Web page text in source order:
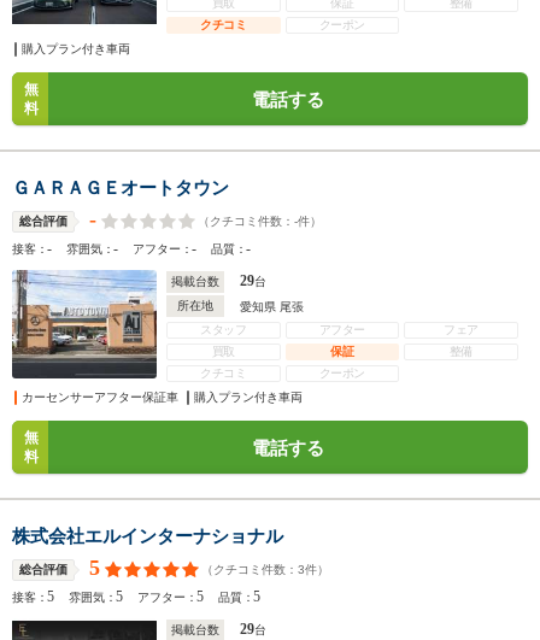
買取
保証
整備
クチコミ
クーポン
購入プラン付き車両
無
料
電話する
ＧＡＲＡＧＥオートタウン
総合評価 - （クチコミ件数： -件）
接客：- 雰囲気：- アフター：- 品質：-
掲載台数 29台
所在地
愛知県 尾張
スタッフ
アフター
フェア
買取
保証
整備
クチコミ
クーポン
カーセンサーアフター保証車
購入プラン付き車両
無
料
電話する
株式会社エルインターナショナル
総合評価 5 （クチコミ件数： 3件）
接客：5 雰囲気：5 アフター：5 品質：5
掲載台数 29台